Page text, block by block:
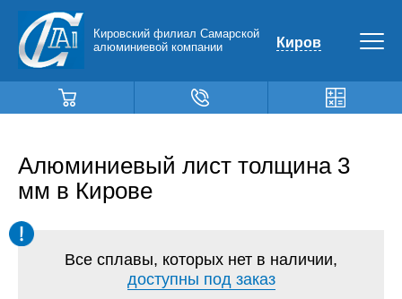
Кировский филиал Самарской
алюминиевой компании
Киров
Алюминиевый лист толщина 3
мм в Кирове
Все сплавы, которых нет в наличии,
доступны под заказ